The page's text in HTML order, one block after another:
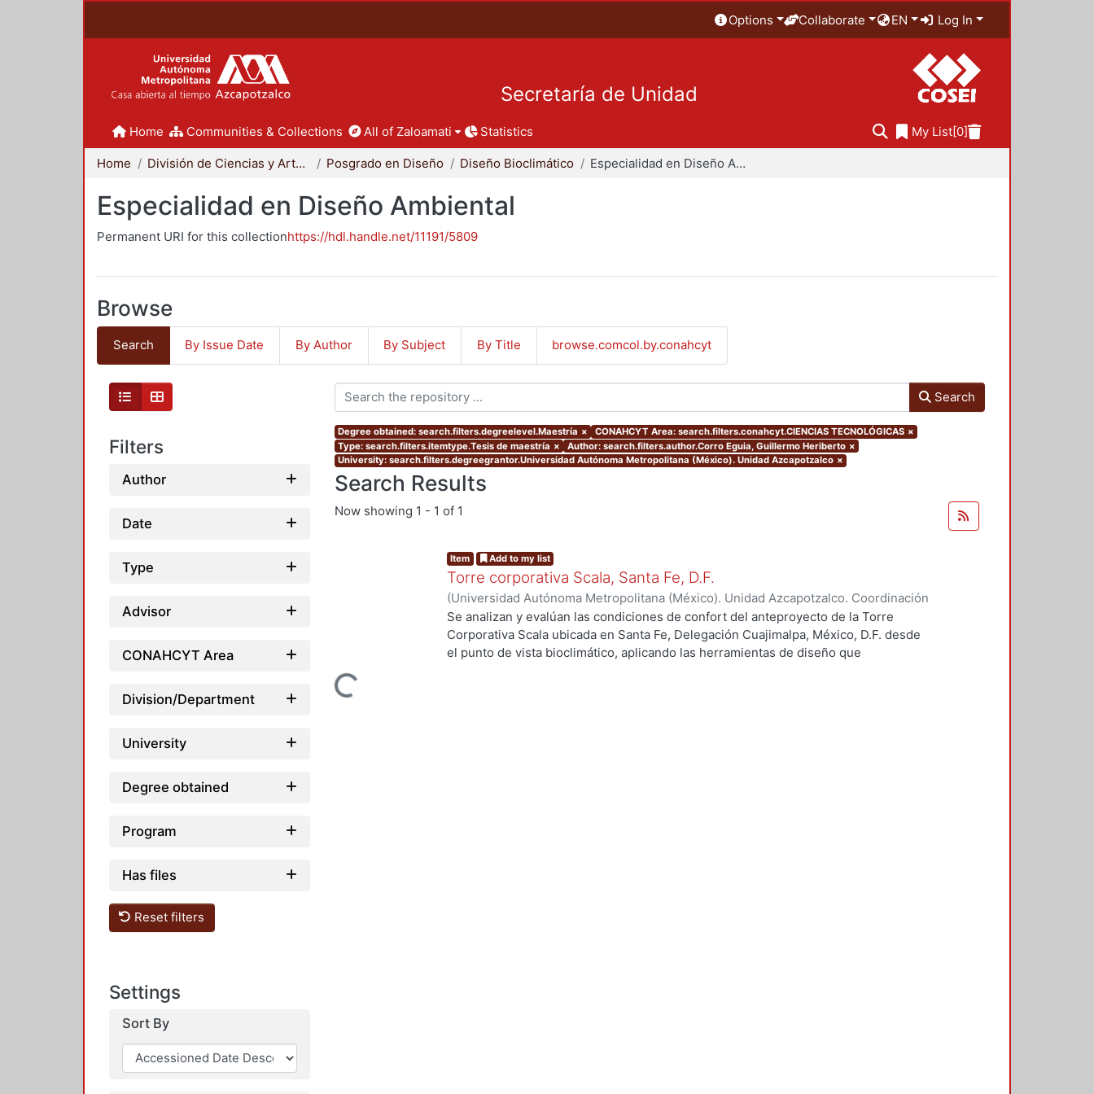
Options Collaborate EN Log In
Secretaría de Unidad
Home Communities & Collections All of Zaloamati Statistics My List[0]
Home División de Ciencias y Artes para el Diseño Posgrado en Diseño Diseño Bioclimático Especialidad en Diseño Ambiental
Especialidad en Diseño Ambiental
Permanent URI for this collectionhttps://hdl.handle.net/11191/5809
Browse
Search By Issue Date By Author By Subject By Title browse.comcol.by.conahcyt
Filters
Author
Date
Type
Advisor
CONAHCYT Area
Division/Department
University
Degree obtained
Program
Has files
Reset filters
Settings
Sort By
Search
Degree obtained: search.filters.degreelevel.Maestría × CONAHCYT Area: search.filters.conahcyt.CIENCIAS TECNOLÓGICAS ×
Type: search.filters.itemtype.Tesis de maestría × Author: search.filters.author.Corro Eguia, Guillermo Heriberto ×
University: search.filters.degreegrantor.Universidad Autónoma Metropolitana (México). Unidad Azcapotzalco ×
Search Results
Now showing 1 - 1 of 1
Loading...
Item Add to my list
Torre corporativa Scala, Santa Fe, D.F.
(Universidad Autónoma Metropolitana (México). Unidad Azcapotzalco. Coordinación
de Servicios de Información.,1999)Corro Eguia, Guillermo Heriberto
Se analizan y evalúan las condiciones de confort del anteproyecto de la Torre
Corporativa Scala ubicada en Santa Fe, Delegación Cuajimalpa, México, D.F. desde
el punto de vista bioclimático, aplicando las herramientas de diseño que